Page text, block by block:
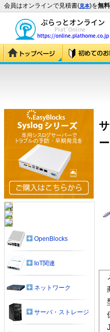
会員はオンラインで見積書(見本)を無
OpenBlocks
IoT関連
ネットワーク
サーバ・ストレージ